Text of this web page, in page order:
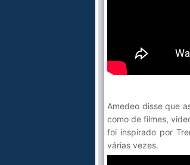
Amedeo disse que
como de filmes,
foi inspirado por
várias vezes.